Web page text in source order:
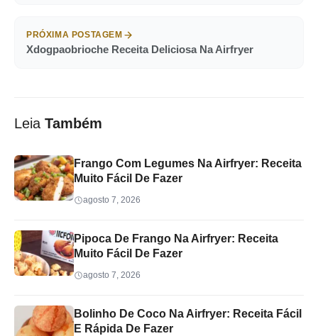
PRÓXIMA POSTAGEM
Xdogpaobrioche Receita Deliciosa Na Airfryer
Leia Também
Frango Com Legumes Na Airfryer: Receita
Muito Fácil De Fazer
agosto 7, 2026
Pipoca De Frango Na Airfryer: Receita
Muito Fácil De Fazer
agosto 7, 2026
Bolinho De Coco Na Airfryer: Receita Fácil
E Rápida De Fazer